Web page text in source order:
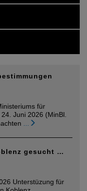
für
Juni 2026 (MinBl.
gesucht …
Unterstüzung für